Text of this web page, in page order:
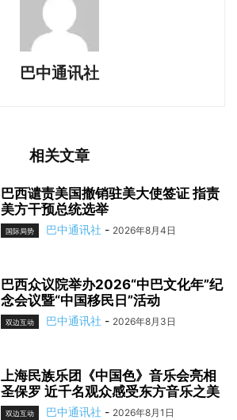
巴中通讯社
相关文章
巴西谴责美国撤销驻美大使签证 指责
美方干预总统选举
国际局势 巴中通讯社 - 2026年8月4日
巴西众议院举办2026“中巴文化年”纪
念会议暨“中国移民日”活动
双边互动 巴中通讯社 - 2026年8月3日
上海民族乐团《中国色》音乐会亮相
圣保罗 近千名观众感受东方音乐之美
双边互动 巴中通讯社 - 2026年8月1日